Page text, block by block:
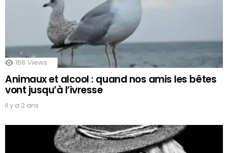
168 Views
Animaux et alcool : quand nos amis les bêtes
vont jusqu’à l’ivresse
il y a 2 ans